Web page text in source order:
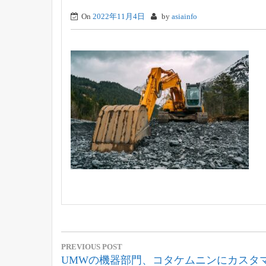
On 2022年11月4日 by asiainfo
投
PREVIOUS POST
Previous
UMWの機器部門、コタケムニンにカスタ